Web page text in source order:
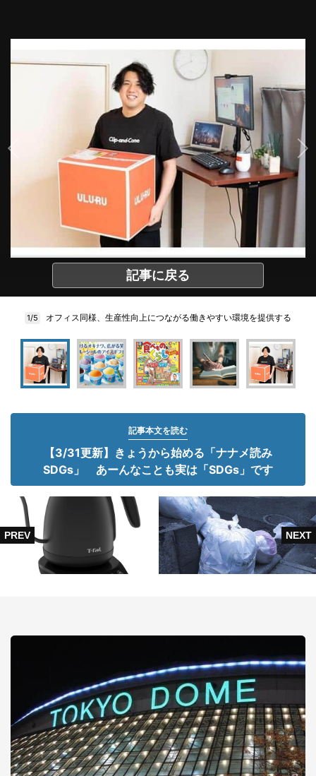
記事に戻る
1/5 オフィス同様、生産性向上につながる働きやすい環境を提供する
記事本文を読む
【3/31更新】きょうから始める「ナナメ読み
SDGs」 あーんなことも実は「SDGs」です